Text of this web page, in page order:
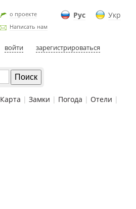
Рус Укр
о проекте
Написать нам
войти зарегистрироваться
Карта | Замки | Погода | Отели |